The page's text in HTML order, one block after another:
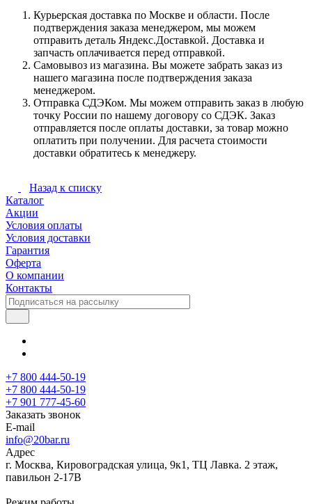
Курьерская доставка по Москве и области. После
подтверждения заказа менеджером, мы можем
отправить деталь Яндекс.Доставкой. Доставка и
запчасть оплачивается перед отправкой.
Самовывоз из магазина. Вы можете забрать заказ из
нашего магазина после подтверждения заказа
менеджером.
Отправка СДЭКом. Мы можем отправить заказ в любую
точку России по нашему договору со СДЭК. Заказ
отправляется после оплаты доставки, за товар можно
оплатить при получении. Для расчета стоимости
доставки обратитесь к менеджеру.
Назад к списку
Каталог
Акции
Условия оплаты
Условия доставки
Гарантия
Оферта
О компании
Контакты
+7 800 444-50-19
+7 800 444-50-19
+7 901 777-45-60
Заказать звонок
E-mail
info@20bar.ru
Адрес
г. Москва, Кировоградская улица, 9к1, ТЦ Лавка. 2 этаж,
павильон 2-17В